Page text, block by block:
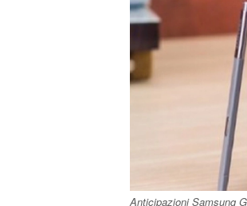
Anticipazioni Samsung